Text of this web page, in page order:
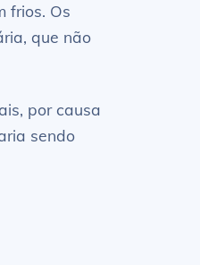
frios. Os
que não
por causa
sendo